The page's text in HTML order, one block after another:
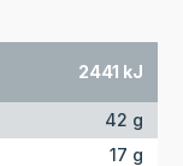
2441 kJ
42 g
17 g